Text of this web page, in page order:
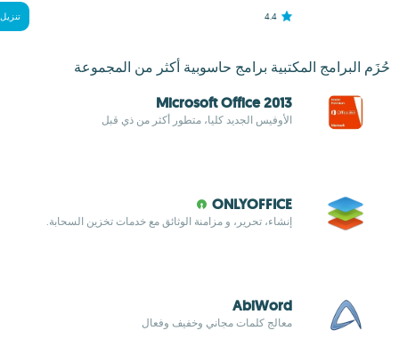
4.4 تنزيل
حُزَم البرامج المكتبية برامج حاسوبية أكثر من المجموعة
Microsoft Office 2013
الأوفيس الجديد كليا، متطور أكثر من ذي قبل
ONLYOFFICE
إنشاء، تحرير، و مزامنة الوثائق مع خدمات تخزين السحابة.
AbiWord
معالج كلمات مجاني وخفيف وفعال